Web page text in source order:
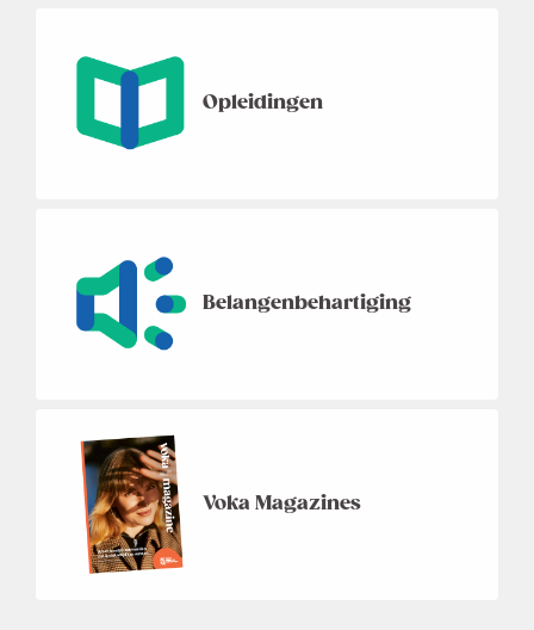
Opleidingen
Belangenbehartiging
Voka Magazines